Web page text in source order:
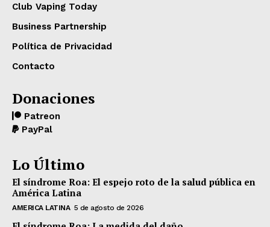
Club Vaping Today
Business Partnership
Política de Privacidad
Contacto
Donaciones
Patreon
PayPal
Lo Último
El síndrome Roa: El espejo roto de la salud pública en
América Latina
AMERICA LATINA 5 de agosto de 2026